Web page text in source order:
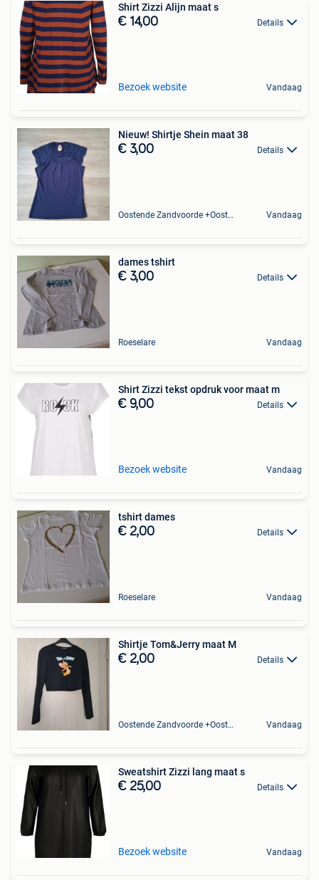
Shirt Zizzi Alijn maat s
€ 14,00 Details
Bezoek website Vandaag
Nieuw! Shirtje Shein maat 38
€ 3,00 Details
Oostende Zandvoorde +Oostende Vandaag
dames tshirt
€ 3,00 Details
Roeselare Vandaag
Shirt Zizzi tekst opdruk voor maat m
€ 9,00 Details
Bezoek website Vandaag
tshirt dames
€ 2,00 Details
Roeselare Vandaag
Shirtje Tom&Jerry maat M
€ 2,00 Details
Oostende Zandvoorde +Oostende Vandaag
Sweatshirt Zizzi lang maat s
€ 25,00 Details
Bezoek website Vandaag